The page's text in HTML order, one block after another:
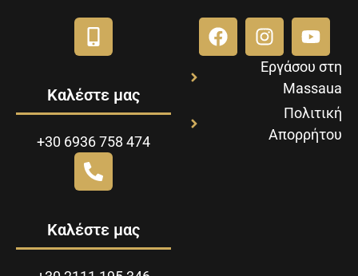
Καλέστε μας
+30 6936 758 474
Καλέστε μας
Εργάσου στη
Massaua
Πολιτική
Απορρήτου